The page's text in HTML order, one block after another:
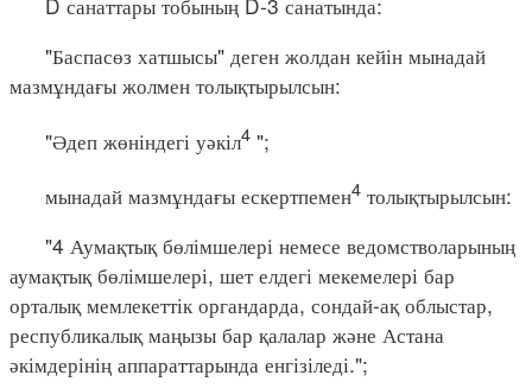
"Баспасөз хатшысы" деген жолдан кейін мынадай
мазмұндағы жолмен толықтырылсын:
"Әдеп жөніндегі уәкіл4 ";
мынадай мазмұндағы ескертпемен4 толықтырылсын:
"4 Аумақтық бөлімшелері немесе ведомстволарының
аумақтық бөлімшелері, шет елдегі мекемелері бар
орталық мемлекеттік органдарда, сондай-ақ облыстар,
республикалық маңызы бар қалалар және Астана
әкімдерінің аппараттарында енгізіледі.";